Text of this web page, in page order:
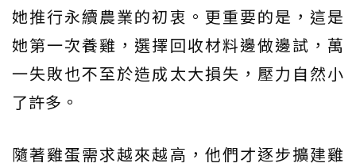
她推行永續農業的初衷。更重要的是，這是
她第一次養雞，選擇回收材料邊做邊試，萬
一失敗也不至於造成太大損失，壓力自然小
了許多。
隨著雞蛋需求越來越高，他們才逐步擴建雞